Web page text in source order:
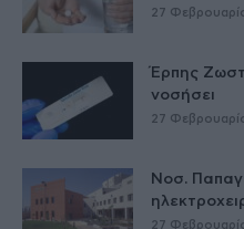
27
Έρπης
νοσήσει
27
Νοσ.
27